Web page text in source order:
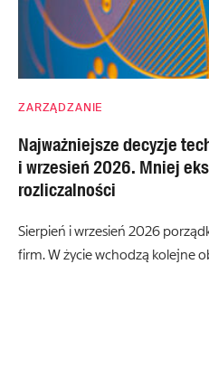
ZARZĄDZANIE
Najważniejsze decyzje
i wrzesień 2026. Mniej
rozliczalności
Sierpień i wrzesień 2026
firm. W życie wchodzą kolejne